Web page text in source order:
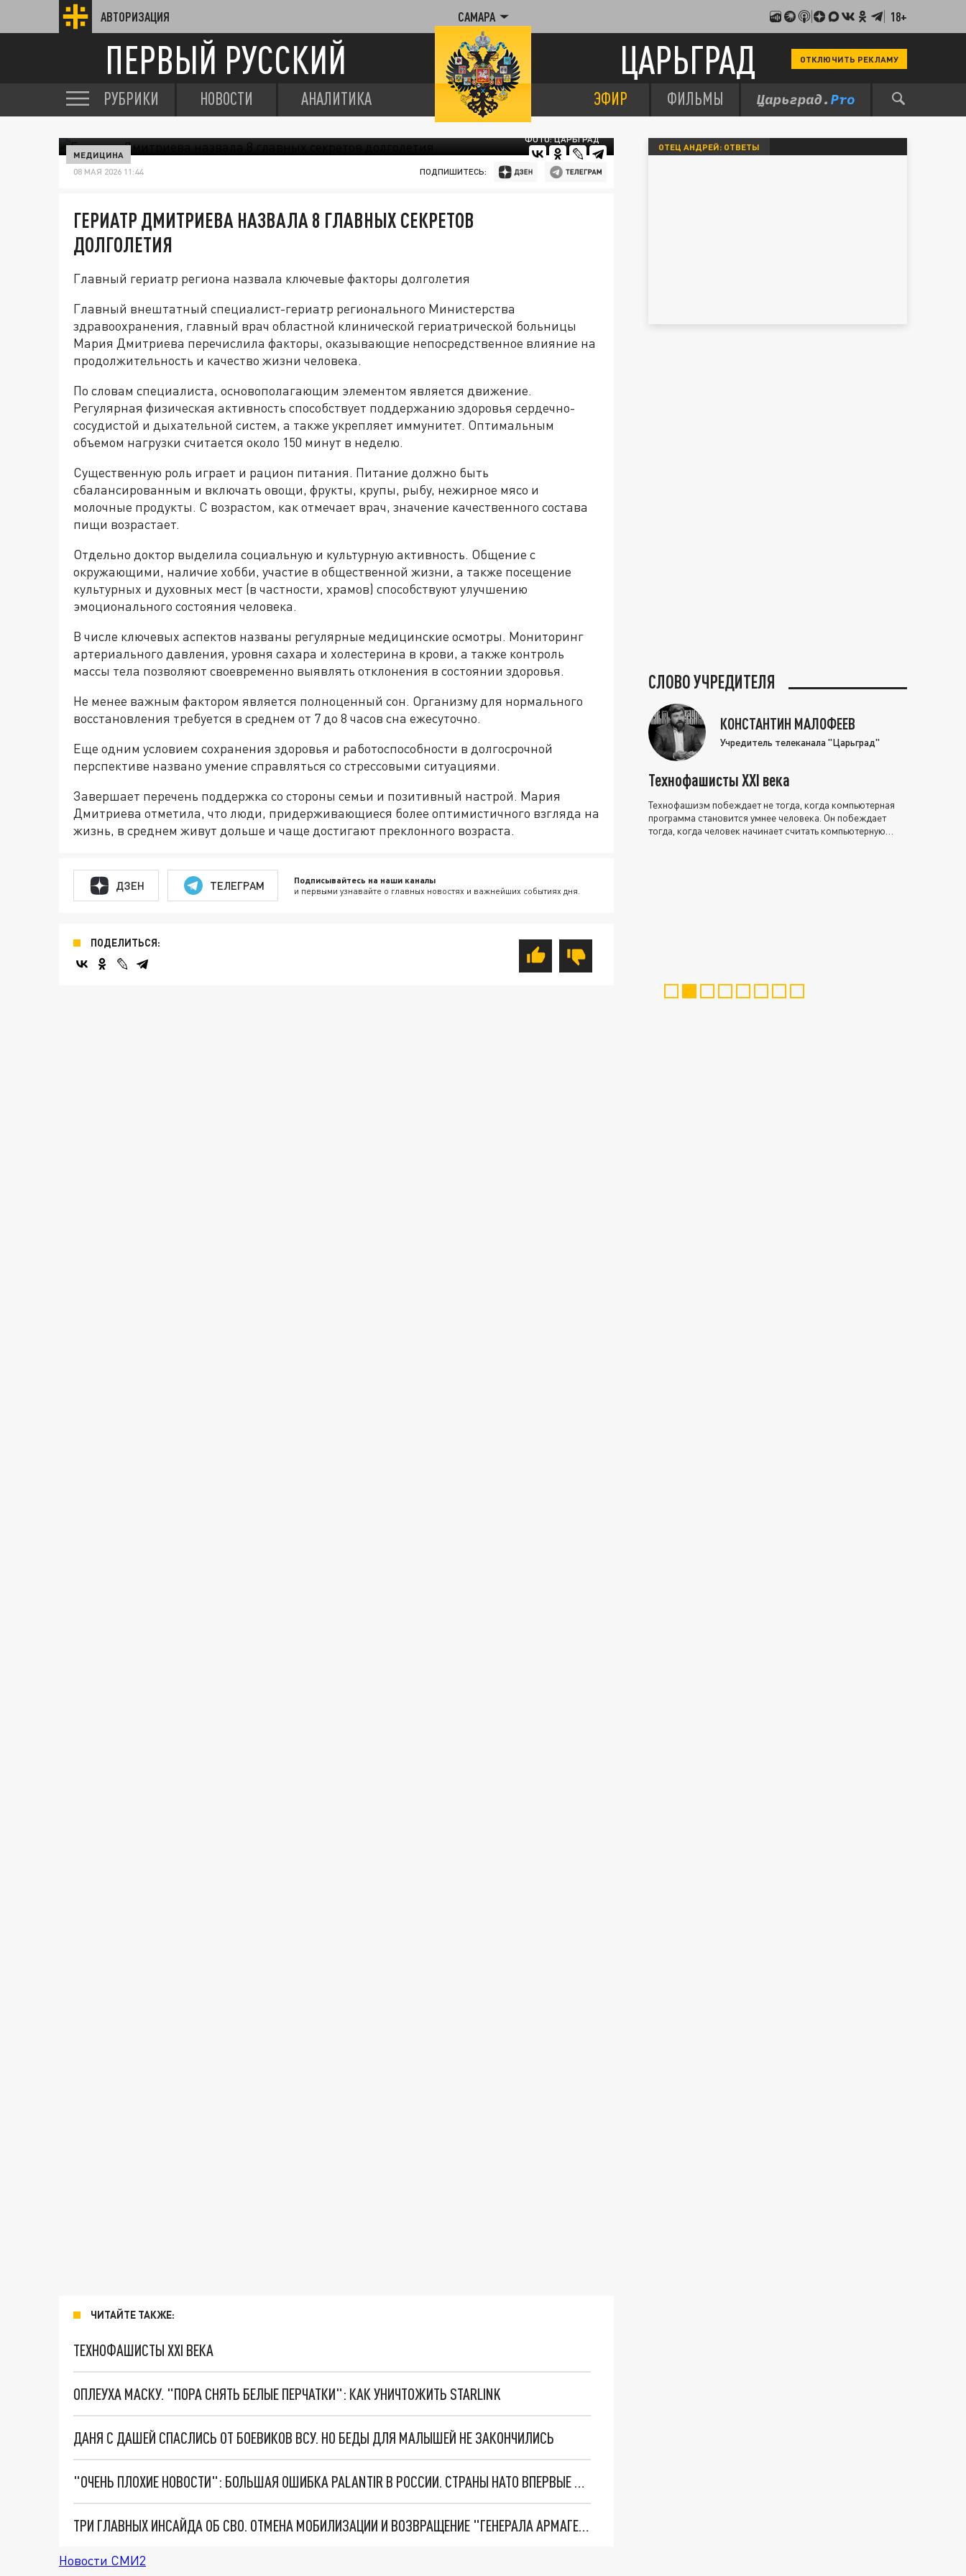
АВТОРИЗАЦИЯ САМАРА 18+
ПЕРВЫЙ РУССКИЙ ЦАРЬГРАД ОТКЛЮЧИТЬ РЕКЛАМУ
РУБРИКИ НОВОСТИ АНАЛИТИКА ЭФИР ФИЛЬМЫ
ФОТО: ЦАРЬГРАД
МЕДИЦИНА
08 МАЯ 2026 11:44 ПОДПИШИТЕСЬ:
ГЕРИАТР ДМИТРИЕВА НАЗВАЛА 8 ГЛАВНЫХ СЕКРЕТОВ
ДОЛГОЛЕТИЯ
Главный гериатр региона назвала ключевые факторы долголетия
Главный внештатный специалист-гериатр регионального Министерства
здравоохранения, главный врач областной клинической гериатрической больницы
Мария Дмитриева перечислила факторы, оказывающие непосредственное влияние на
продолжительность и качество жизни человека.
По словам специалиста, основополагающим элементом является движение.
Регулярная физическая активность способствует поддержанию здоровья сердечно-
сосудистой и дыхательной систем, а также укрепляет иммунитет. Оптимальным
объемом нагрузки считается около 150 минут в неделю.
Существенную роль играет и рацион питания. Питание должно быть
сбалансированным и включать овощи, фрукты, крупы, рыбу, нежирное мясо и
молочные продукты. С возрастом, как отмечает врач, значение качественного состава
пищи возрастает.
Отдельно доктор выделила социальную и культурную активность. Общение с
окружающими, наличие хобби, участие в общественной жизни, а также посещение
культурных и духовных мест (в частности, храмов) способствуют улучшению
эмоционального состояния человека.
В числе ключевых аспектов названы регулярные медицинские осмотры. Мониторинг
артериального давления, уровня сахара и холестерина в крови, а также контроль
массы тела позволяют своевременно выявлять отклонения в состоянии здоровья.
Не менее важным фактором является полноценный сон. Организму для нормального
восстановления требуется в среднем от 7 до 8 часов сна ежесуточно.
Еще одним условием сохранения здоровья и работоспособности в долгосрочной
перспективе названо умение справляться со стрессовыми ситуациями.
Завершает перечень поддержка со стороны семьи и позитивный настрой. Мария
Дмитриева отметила, что люди, придерживающиеся более оптимистичного взгляда на
жизнь, в среднем живут дольше и чаще достигают преклонного возраста.
ДЗЕН ТЕЛЕГРАМ Подписывайтесь на наши каналы
и первыми узнавайте о главных новостях и важнейших событиях дня.
ПОДЕЛИТЬСЯ:
ЧИТАЙТЕ ТАКЖЕ:
ТЕХНОФАШИСТЫ XXI ВЕКА
ОПЛЕУХА МАСКУ. "ПОРА СНЯТЬ БЕЛЫЕ ПЕРЧАТКИ": КАК УНИЧТОЖИТЬ STARLINK
ДАНЯ С ДАШЕЙ СПАСЛИСЬ ОТ БОЕВИКОВ ВСУ. НО БЕДЫ ДЛЯ МАЛЫШЕЙ НЕ ЗАКОНЧИЛИСЬ
"ОЧЕНЬ ПЛОХИЕ НОВОСТИ": БОЛЬШАЯ ОШИБКА PALANTIR В РОССИИ. СТРАНЫ НАТО ВПЕРВЫЕ ЗА СВО ОСТАНОВИЛИ ПОСТАВКИ ОРУЖИЯ. ВСУ ТЕРЯЮТ ПРИГРАНИЧЬЕ?
ТРИ ГЛАВНЫХ ИНСАЙДА ОБ СВО. ОТМЕНА МОБИЛИЗАЦИИ И ВОЗВРАЩЕНИЕ "ГЕНЕРАЛА АРМАГЕДДОНА"? ОТЛИЧНЫЕ НОВОСТИ, КОТОРЫЕ ЖДАЛИ ВСЕ
Новости СМИ2
ОТЕЦ АНДРЕЙ: ОТВЕТЫ
СЛОВО УЧРЕДИТЕЛЯ
КОНСТАНТИН МАЛОФЕЕВ
Учредитель телеканала "Царьград"
Технофашисты XXI века
Технофашизм побеждает не тогда, когда компьютерная
программа становится умнее человека. Он побеждает
тогда, когда человек начинает считать компьютерную